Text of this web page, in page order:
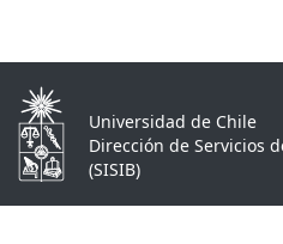
Universidad de Chile
Dirección de Servicios
(SISIB)